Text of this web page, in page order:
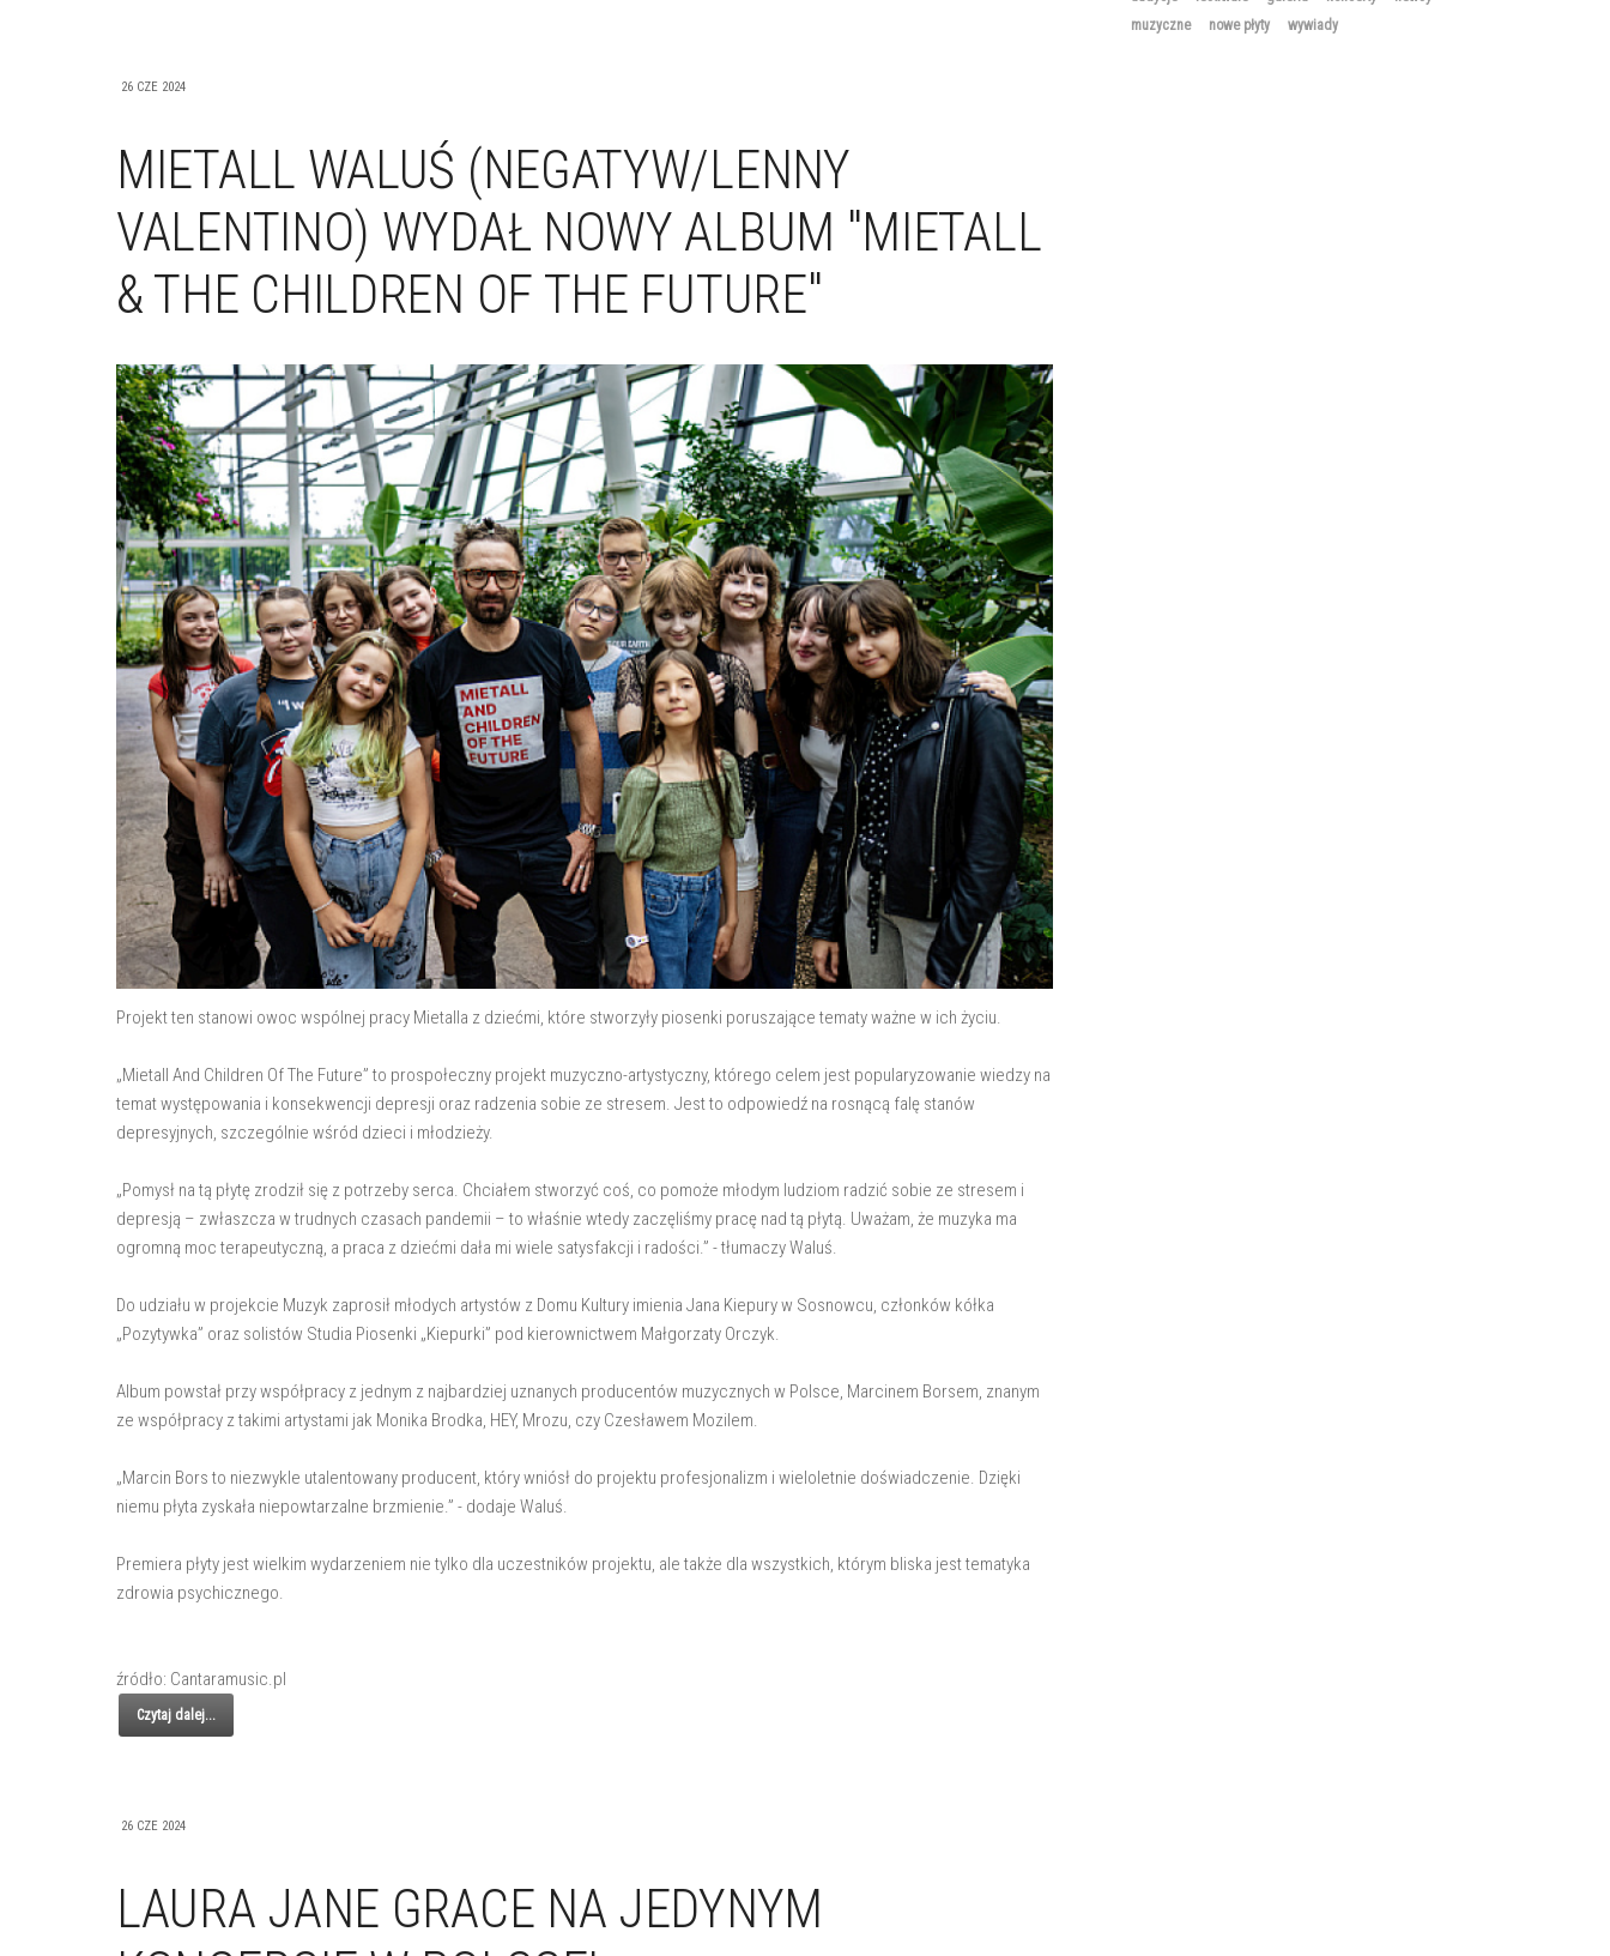
26 CZE 2024
MIETALL WALUŚ (NEGATYW/LENNY
VALENTINO) WYDAŁ NOWY ALBUM "MIETALL
& THE CHILDREN OF THE FUTURE"
Projekt ten stanowi owoc wspólnej pracy Mietalla z dziećmi, które stworzyły piosenki poruszające tematy ważne w ich życiu.
„Mietall And Children Of The Future” to prospołeczny projekt muzyczno-artystyczny, którego celem jest popularyzowanie wiedzy na
temat występowania i konsekwencji depresji oraz radzenia sobie ze stresem. Jest to odpowiedź na rosnącą falę stanów
depresyjnych, szczególnie wśród dzieci i młodzieży.
„Pomysł na tą płytę zrodził się z potrzeby serca. Chciałem stworzyć coś, co pomoże młodym ludziom radzić sobie ze stresem i
depresją – zwłaszcza w trudnych czasach pandemii – to właśnie wtedy zaczęliśmy pracę nad tą płytą. Uważam, że muzyka ma
ogromną moc terapeutyczną, a praca z dziećmi dała mi wiele satysfakcji i radości.” - tłumaczy Waluś.
Do udziału w projekcie Muzyk zaprosił młodych artystów z Domu Kultury imienia Jana Kiepury w Sosnowcu, członków kółka
„Pozytywka” oraz solistów Studia Piosenki „Kiepurki” pod kierownictwem Małgorzaty Orczyk.
Album powstał przy współpracy z jednym z najbardziej uznanych producentów muzycznych w Polsce, Marcinem Borsem, znanym
ze współpracy z takimi artystami jak Monika Brodka, HEY, Mrozu, czy Czesławem Mozilem.
„Marcin Bors to niezwykle utalentowany producent, który wniósł do projektu profesjonalizm i wieloletnie doświadczenie. Dzięki
niemu płyta zyskała niepowtarzalne brzmienie.” - dodaje Waluś.
Premiera płyty jest wielkim wydarzeniem nie tylko dla uczestników projektu, ale także dla wszystkich, którym bliska jest tematyka
zdrowia psychicznego.
źródło: Cantaramusic.pl
Czytaj dalej...
26 CZE 2024
LAURA JANE GRACE NA JEDYNYM
muzyczne
nowe płyty wywiady